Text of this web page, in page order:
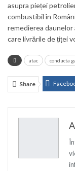
asupra pieței
combustibil în
remedierea daunelor
care livrările de țiței
atac conducta
Share